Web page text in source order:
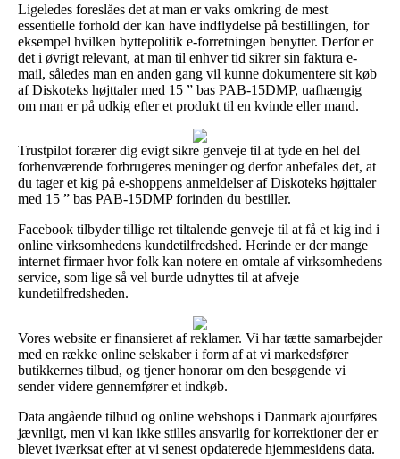
Ligeledes foreslåes det at man er vaks omkring de mest
essentielle forhold der kan have indflydelse på bestillingen, for
eksempel hvilken byttepolitik e-forretningen benytter. Derfor er
det i øvrigt relevant, at man til enhver tid sikrer sin faktura e-
mail, således man en anden gang vil kunne dokumentere sit køb
af Diskoteks højttaler med 15 ” bas PAB-15DMP, uafhængig
om man er på udkig efter et produkt til en kvinde eller mand.
Trustpilot forærer dig evigt sikre genveje til at tyde en hel del
forhenværende forbrugeres meninger og derfor anbefales det, at
du tager et kig på e-shoppens anmeldelser af Diskoteks højttaler
med 15 ” bas PAB-15DMP forinden du bestiller.
Facebook tilbyder tillige ret tiltalende genveje til at få et kig ind i
online virksomhedens kundetilfredshed. Herinde er der mange
internet firmaer hvor folk kan notere en omtale af virksomhedens
service, som lige så vel burde udnyttes til at afveje
kundetilfredsheden.
Vores website er finansieret af reklamer. Vi har tætte samarbejder
med en række online selskaber i form af at vi markedsfører
butikkernes tilbud, og tjener honorar om den besøgende vi
sender videre gennemfører et indkøb.
Data angående tilbud og online webshops i Danmark ajourføres
jævnligt, men vi kan ikke stilles ansvarlig for korrektioner der er
blevet iværksat efter at vi senest opdaterede hjemmesidens data.